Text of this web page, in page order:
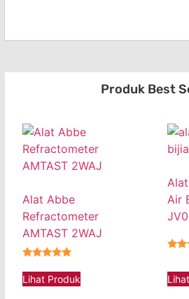
Produk Best
Alat Abbe
Refractometer
AMTAST 2WAJ
Lihat Produk
Air